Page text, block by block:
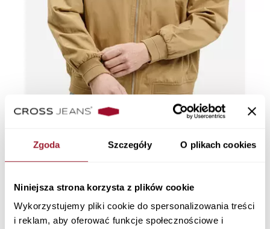
Zgoda Szczegóły O plikach cookies
Niniejsza strona korzysta z plików cookie
Wykorzystujemy pliki cookie do spersonalizowania treści
i reklam, aby oferować funkcje społecznościowe i
Kurtka męska brązowa 40295-025 BROWN
Materiał: Tkanina Główna: 53% Poliester 36% Bawełna 11% Poliamid,
Podszewka: 100% Poliester
Kolor: BROWN
40295-025 BROWN